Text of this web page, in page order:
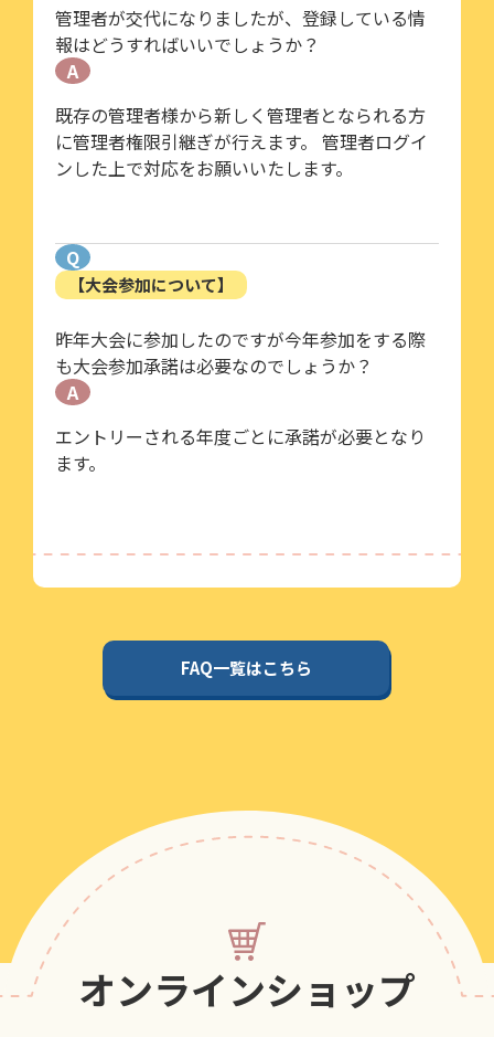
管理者が交代になりましたが、登録している情
報はどうすればいいでしょうか？
A
既存の管理者様から新しく管理者となられる方
に管理者権限引継ぎが行えます。 管理者ログイ
ンした上で対応をお願いいたします。
Q
【大会参加について】
昨年大会に参加したのですが今年参加をする際
も大会参加承諾は必要なのでしょうか？
A
エントリーされる年度ごとに承諾が必要となり
ます。
FAQ一覧はこちら
オンラインショップ